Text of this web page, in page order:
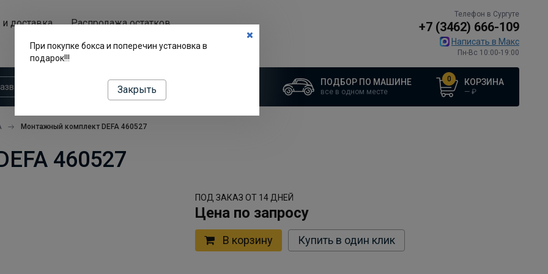
доставка
Распродажа остатков
Аренда автобоксов
Телефон в Сургуте
+7 (3462) 666-109
Написать в Макс
Пн-Вс 10:00-19:00
ПОДБОР ПО МАШИНЕ
все в одном месте
0 КОРЗИНА
— ₽
Монтажный комплект DEFA 460527
460527
ПОД ЗАКАЗ ОТ 14 ДНЕЙ
Цена по запросу
В корзину Купить в один клик
При покупке бокса и поперечин установка в
подарок!!!
Закрыть